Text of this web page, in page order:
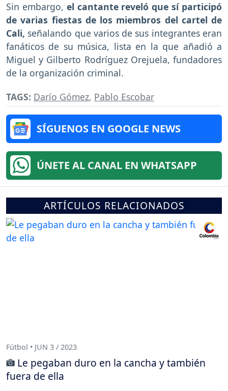
Sin embargo, el cantante reveló que sí participó
de varias fiestas de los miembros del cartel de
Cali, señalando que varios de sus integrantes eran
fanáticos de su música, lista en la que añadió a
Miguel y Gilberto Rodríguez Orejuela, fundadores
de la organización criminal.
TAGS: Darío Gómez, Pablo Escobar
SÍGUENOS EN GOOGLE NEWS
ÚNETE AL CANAL EN WHATSAPP
ARTÍCULOS RELACIONADOS
Fútbol • JUN 3 / 2023
Le pegaban duro en la cancha y también
fuera de ella